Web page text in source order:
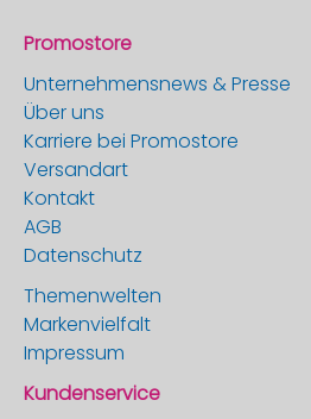
Promostore
Unternehmensnews & Presse
Über uns
Karriere bei Promostore
Versandart
Kontakt
AGB
Datenschutz
Themenwelten
Markenvielfalt
Impressum
Kundenservice